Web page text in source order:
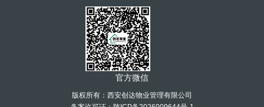
官方微信
版权所有：西安创达物业管理有限公司